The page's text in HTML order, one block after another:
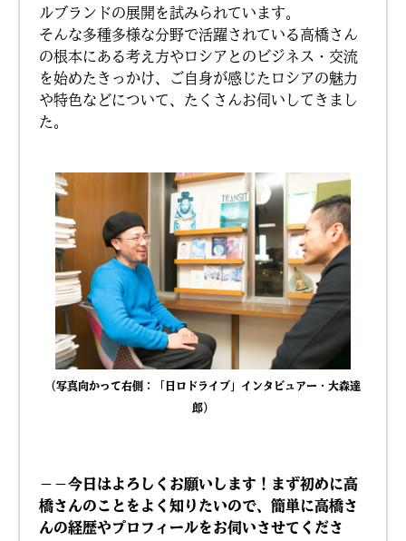
ルブランドの展開を試みられています。
そんな多種多様な分野で活躍されている高橋さん
の根本にある考え方やロシアとのビジネス・交流
を始めたきっかけ、ご自身が感じたロシアの魅力
や特色などについて、たくさんお伺いしてきまし
た。
（写真向かって右側：「日ロドライブ」インタビュアー・大森達
郎）
－－今日はよろしくお願いします！まず初めに高
橋さんのことをよく知りたいので、簡単に高橋さ
んの経歴やプロフィールをお伺いさせてくださ